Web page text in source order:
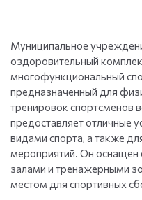
Муниципальное
оздоровительный
многофункциональный
предназначенный для
тренировок спортсменов
предоставляет отличные
видами спорта, а также
мероприятий. Он
залами и тренажерными
местом для спортивных